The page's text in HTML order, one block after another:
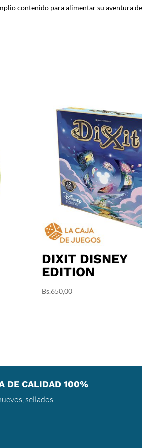
contenido para alimentar su aventura
DIXIT DISNEY
EDITION
Bs.650,00
DE CALIDAD 100%
sellados